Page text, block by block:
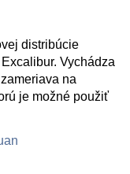
distribúcie
Vychádza
na
je možné použiť